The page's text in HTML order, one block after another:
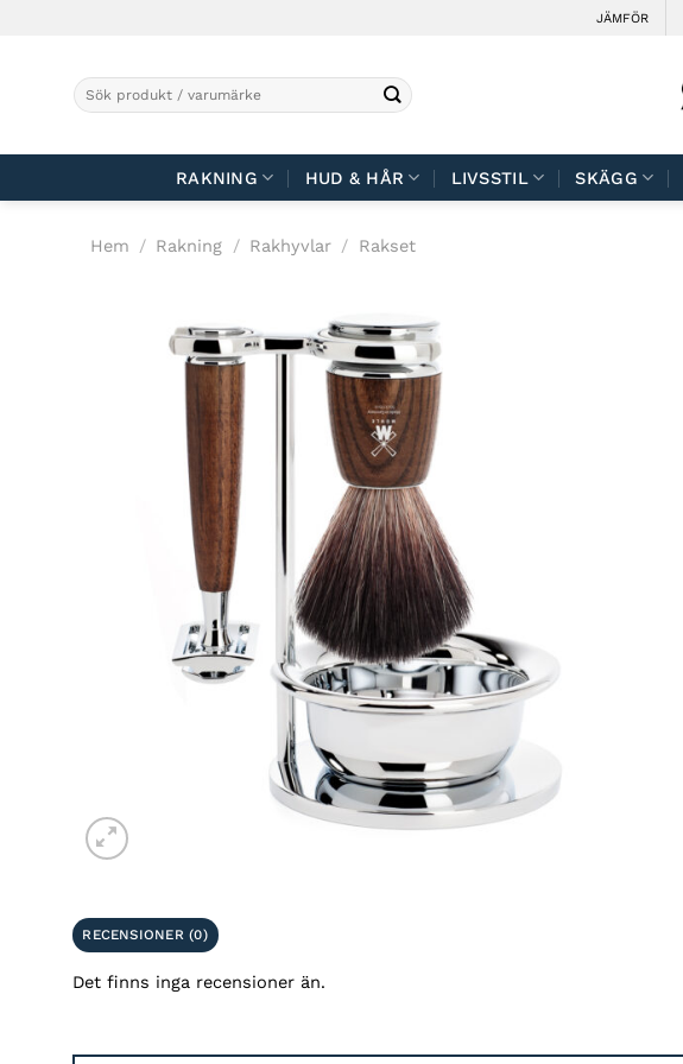
JÄMFÖR
Sök
efter:
RAKNING HUD & HÅR LIVSSTIL SKÄGG
Hem / Rakning / Rakhyvlar / Rakset
RECENSIONER (0)
Det finns inga recensioner än.